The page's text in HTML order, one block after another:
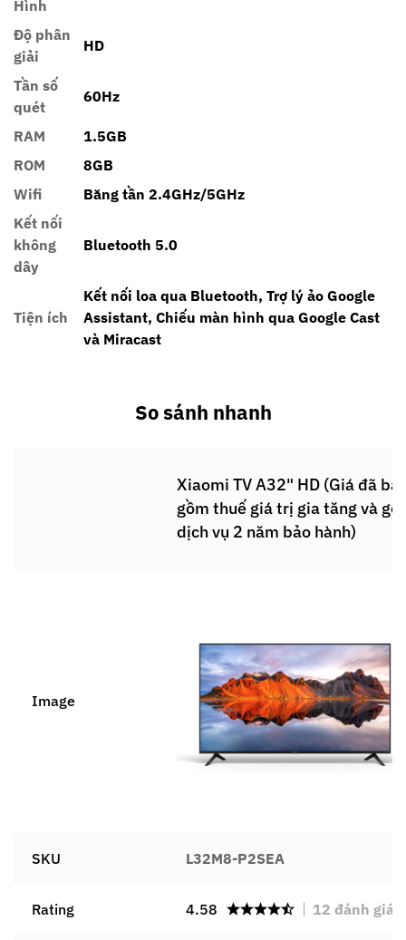
Hình
Độ phân
giải
HD
Tần số
quét
60Hz
RAM
1.5GB
ROM
8GB
Wifi
Băng tần 2.4GHz/5GHz
Kết nối
không
dây
Bluetooth 5.0
Tiện ích
Kết nối loa qua Bluetooth, Trợ lý ảo Google
Assistant, Chiếu màn hình qua Google Cast
và Miracast
So sánh nhanh
Xiaomi TV A32" HD (Giá đã
gồm thuế giá trị gia tăng và gói
dịch vụ 2 năm bảo hành)
Image
SKU L32M8-P2SEA
Rating 4.58 12 đánh giá